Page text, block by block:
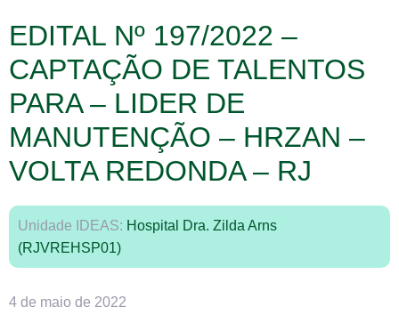
EDITAL Nº 197/2022 –
CAPTAÇÃO DE TALENTOS
PARA – LIDER DE
MANUTENÇÃO – HRZAN –
VOLTA REDONDA – RJ
Unidade IDEAS: Hospital Dra. Zilda Arns
(RJVREHSP01)
4 de maio de 2022